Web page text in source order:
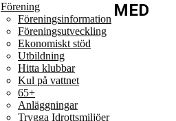
Förening
Föreningsinformation
Föreningsutveckling
Ekonomiskt stöd
Utbildning
Hitta klubbar
Kul på vattnet
65+
Anläggningar
Trygga Idrottsmiljöer
MED